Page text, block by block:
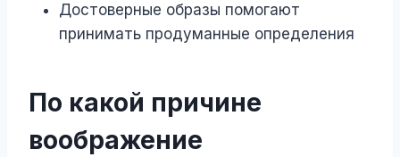
Достоверные образы помогают
принимать продуманные определения
По какой причине
воображение